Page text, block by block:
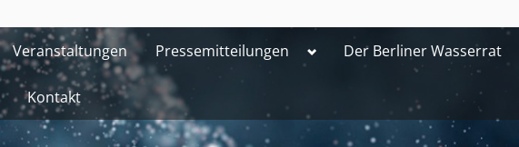
Veranstaltungen Pressemitteilungen ToggleDer Berliner Wasserrat
Kontakt